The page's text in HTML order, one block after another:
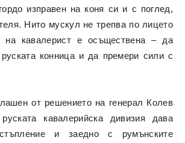
изправен на коня си и с поглед,
Нито мускул не трепва по лицето
кавалерист е осъществена – да
конница и да премери сили с
от решението на генерал Колев
кавалерийска дивизия дава
и заедно с румънските